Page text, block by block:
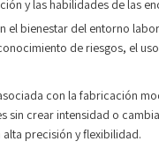
y las habilidades de las
bienestar del entorno
de riesgos, el
con la fabricación
crear intensidad o
precisión y flexibilidad.